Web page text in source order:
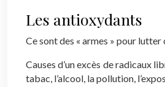
Les antioxydants
Ce sont des « armes » pour
Causes d’un excès de radicaux
tabac, l’alcool, la pollution,